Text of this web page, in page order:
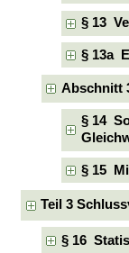
§ 13
§ 13a
Abschnitt
§ 14
§ 15
Teil 3
§ 16